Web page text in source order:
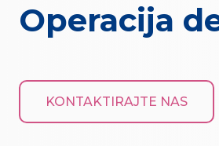
Operacija
KONTAKTIRAJTE NAS